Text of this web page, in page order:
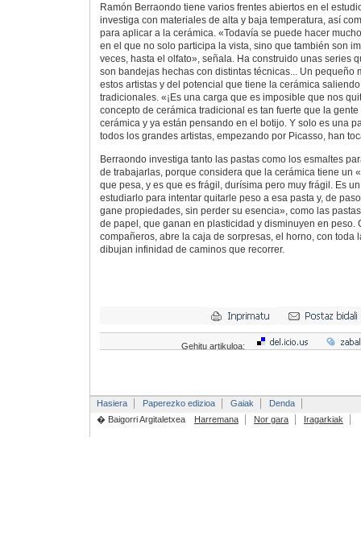
Ramón Berraondo tiene varios frentes abiertos en el
investiga con materiales de alta y baja temperatura, así
para aplicar a la cerámica. «Todavía se puede hacer
en el que no solo participa la vista, sino que también son
veces, hasta el olfato», señala. Ha construido unas series
son bandejas hechas con distintas técnicas... Un pequeño
estos artistas y del potencial que tiene la cerámica
tradicionales. «¡Es una carga que es imposible que nos
concepto de cerámica tradicional es tan fuerte que la
cerámica y ya están pensando en el botijo. Y solo es una
todos los grandes artistas, empezando por Picasso, han
Berraondo investiga tanto las pastas como los esmaltes
de trabajarlas, porque considera que la cerámica tiene un
que pesa, y es que es frágil, durísima pero muy frágil. Es
estudiarlo para intentar quitarle peso a esa pasta y, de
gane propiedades, sin perder su esencia», como las
de papel, que ganan en plasticidad y disminuyen en peso.
compañeros, abre la caja de sorpresas, el horno, con toda
dibujan infinidad de caminos que recorrer.
Gehitu artikuloa:
Hasiera Paperezko edizioa Gaiak
Denda
� Baigorri Argitaletxea
Harremana Nor gara Iragarkiak